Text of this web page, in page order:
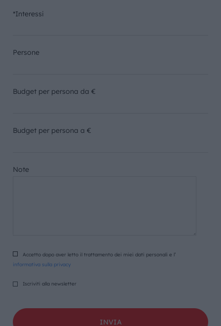
*Interessi
Persone
Budget per persona da €
Budget per persona a €
Note
Accetto dopo aver letto il trattamento dei miei dati personali e l’
informativa sulla privacy
Iscriviti alla newsletter